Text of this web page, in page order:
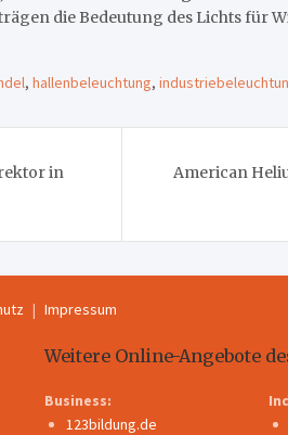
die Bedeutung des Lichts für
, hallenbeleuchtung,
in
American
Impressum
Weitere Online-Angebote
Business:
123bildung.de